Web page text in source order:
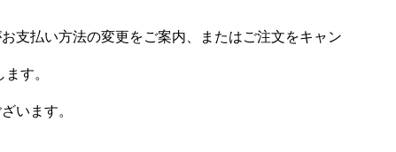
支払い方法の変更をご案内、またはご注文をキャン
す。
います。